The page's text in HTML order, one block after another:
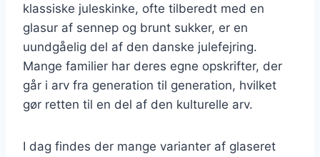
klassiske juleskinke, ofte tilberedt med en
glasur af sennep og brunt sukker, er en
uundgåelig del af den danske julefejring.
Mange familier har deres egne opskrifter, der
går i arv fra generation til generation, hvilket
gør retten til en del af den kulturelle arv.
I dag findes der mange varianter af glaseret